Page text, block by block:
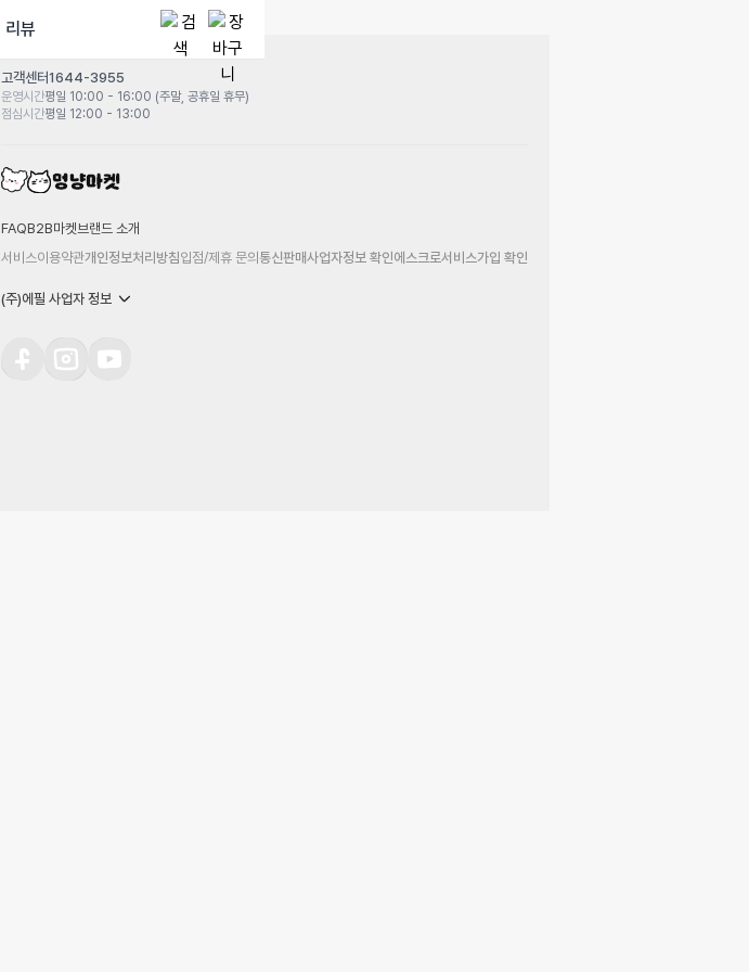
리뷰
고객센터1644-3955
운영시간평일 10:00 - 16:00 (주말, 공휴일 휴무)
점심시간평일 12:00 - 13:00
FAQB2B마켓 브랜드 소개
서비스이용약관개인정보처리방침입점/제휴 문의통신판매사업자정보 확인에스크로서비스가입 확인
(주)에필 사업자 정보